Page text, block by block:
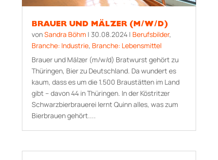
BRAUER UND MÄLZER (M/W/D)
vonSandra Böhm | 30.08.2024| Berufsbilder,
Branche: Industrie, Branche: Lebensmittel
Brauer und Mälzer (m/w/d) Bratwurst gehört zu
Thüringen, Bier zu Deutschland. Da wundert es
kaum, dass es um die 1.500 Braustätten im Land
gibt – davon 44 in Thüringen. In der Köstritzer
Schwarzbierbrauerei lernt Quinn alles, was zum
Bierbrauen gehört....